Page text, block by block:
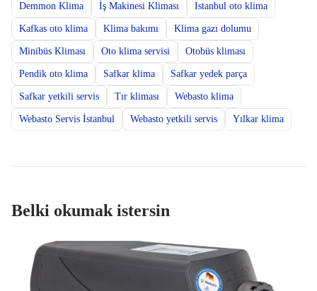
Demmon Klima İş Makinesi Kliması Istanbul oto klima
Kafkas oto klima Klima bakımı Klima gazı dolumu
Minibüs Kliması Oto klima servisi Otobüs kliması
Pendik oto klima Safkar klima Safkar yedek parça
Safkar yetkili servis Tır kliması Webasto klima
Webasto Servis İstanbul Webasto yetkili servis Yılkar klima
Belki okumak istersin